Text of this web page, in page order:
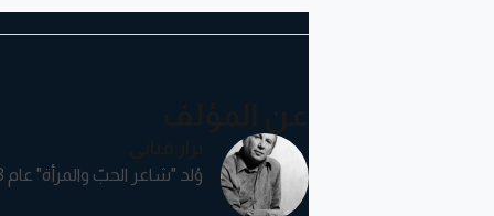
وُلد "شاعر الحبّ والمرأة" عام 1923 في أسرة دمشقيّة عريقة.